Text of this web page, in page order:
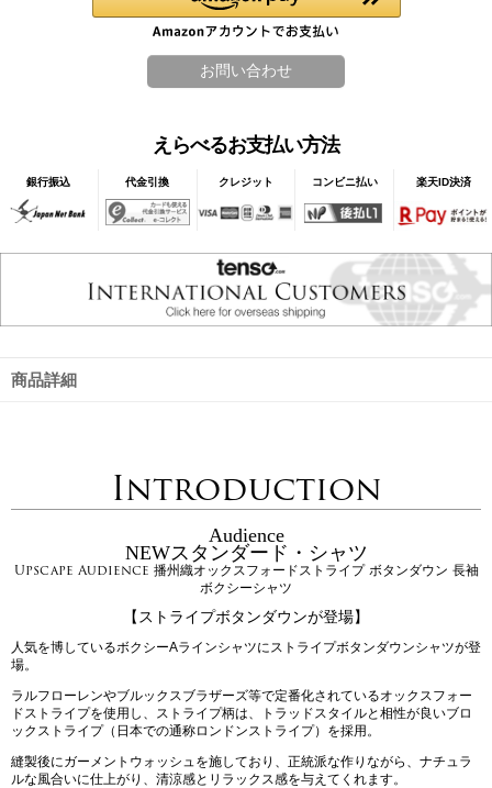
えらべるお支払い方法
銀行振込 代金引換 クレジット コンビニ払い 楽天ID決済
商品詳細
Introduction
Audience
NEWスタンダード・シャツ
Upscape Audience 播州織オックスフォードストライプ ボタンダウン 長袖
ボクシーシャツ
【ストライプボタンダウンが登場】
人気を博しているボクシーAラインシャツにストライプボタンダウンシャツが登
場。
ラルフローレンやブルックスブラザーズ等で定番化されているオックスフォー
ドストライプを使用し、ストライプ柄は、トラッドスタイルと相性が良いブロ
ックストライプ（日本での通称ロンドンストライプ）を採用。
縫製後にガーメントウォッシュを施しており、正統派な作りながら、ナチュラ
ルな風合いに仕上がり、清涼感とリラックス感を与えてくれます。